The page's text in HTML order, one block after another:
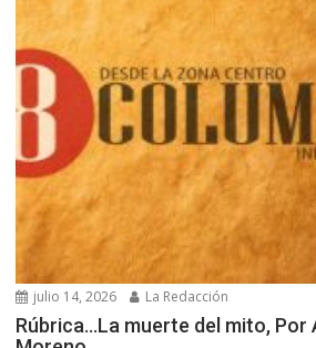
julio 14, 2026 La Redacción
Rúbrica…La muerte del mito, Por